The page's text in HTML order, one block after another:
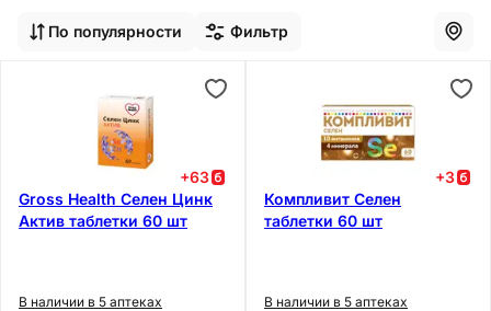
По популярности Фильтр
+63
Gross Health Селен Цинк
Актив таблетки 60 шт
В наличии в 5 аптеках
+3
Компливит Селен
таблетки 60 шт
В наличии в 5 аптеках